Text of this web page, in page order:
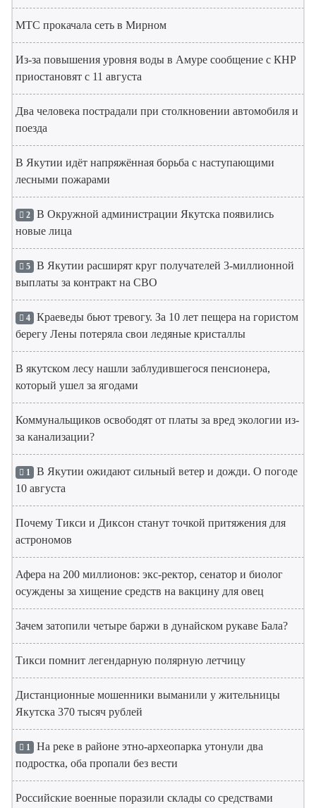
МТС прокачала сеть в Мирном
Из-за повышения уровня воды в Амуре сообщение с КНР
приостановят с 11 августа
Два человека пострадали при столкновении автомобиля и
поезда
В Якутии идёт напряжённая борьба с наступающими
лесными пожарами
2 В Окружной администрации Якутска появились
новые лица
5 В Якутии расширят круг получателей 3-миллионной
выплаты за контракт на СВО
4 Краеведы бьют тревогу. За 10 лет пещера на гористом
берегу Лены потеряла свои ледяные кристаллы
В якутском лесу нашли заблудившегося пенсионера,
который ушел за ягодами
Коммунальщиков освободят от платы за вред экологии из-
за канализации?
1 В Якутии ожидают сильный ветер и дожди. О погоде
10 августа
Почему Тикси и Диксон станут точкой притяжения для
астрономов
Афера на 200 миллионов: экс-ректор, сенатор и биолог
осуждены за хищение средств на вакцину для овец
Зачем затопили четыре баржи в дунайском рукаве Бала?
Тикси помнит легендарную полярную летчицу
Дистанционные мошенники выманили у жительницы
Якутска 370 тысяч рублей
1 На реке в районе этно-археопарка утонули два
подростка, оба пропали без вести
Российские военные поразили склады со средствами